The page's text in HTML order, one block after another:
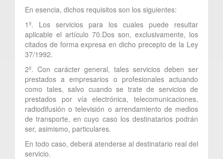
En esencia, dichos requisitos son los siguientes:
1º. Los servicios para los cuales puede resultar
aplicable el artículo 70.Dos son, exclusivamente, los
citados de forma expresa en dicho precepto de la Ley
37/1992.
2º. Con carácter general, tales servicios deben ser
prestados a empresarios o profesionales actuando
como tales, salvo cuando se trate de servicios de
prestados por vía electrónica, telecomunicaciones,
radiodifusión o televisión o arrendamiento de medios
de transporte, en cuyo caso los destinatarios podrán
ser, asimismo, particulares.
En todo caso, deberá atenderse al destinatario real del
servicio.